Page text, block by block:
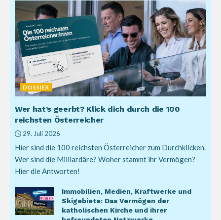
DOSSIER
Wer hat’s geerbt? Klick dich durch die 100
reichsten Österreicher
29. Juli 2026
Hier sind die 100 reichsten Österreicher zum Durchklicken.
Wer sind die Milliardäre? Woher stammt ihr Vermögen?
Hier die Antworten!
Immobilien, Medien, Kraftwerke und
Skigebiete: Das Vermögen der
katholischen Kirche und ihrer